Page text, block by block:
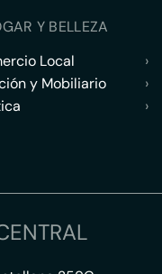
Y BELLEZA
Local
›
y Mobiliario
›
›